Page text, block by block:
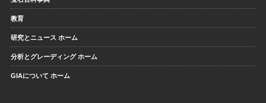
教育
研究とニュース ホーム
分析とグレーディング ホーム
GIAについて ホーム